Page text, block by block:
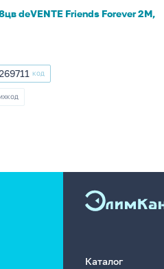
deVENTE Friends Forever 2М,
КОД
Каталог